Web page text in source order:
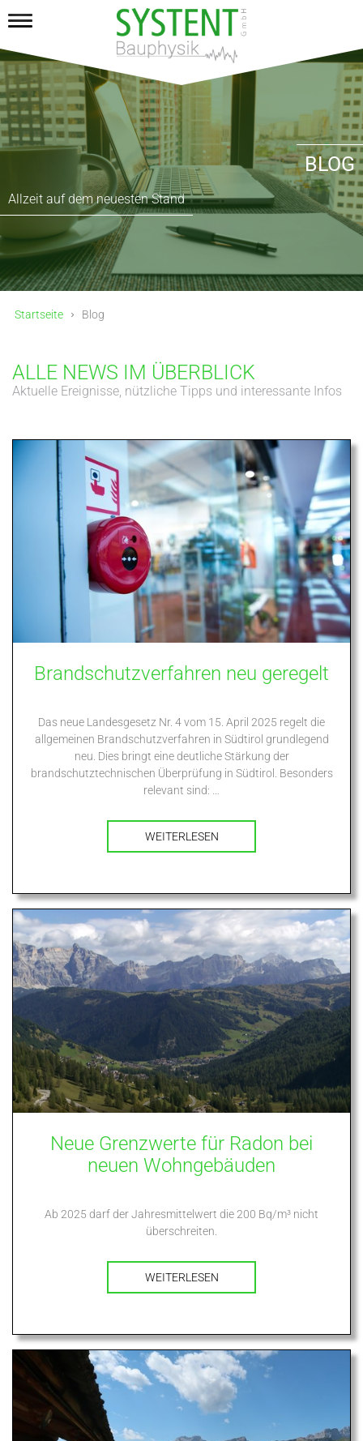
BLOG
Allzeit auf dem neuesten Stand
Startseite Blog
ALLE NEWS IM ÜBERBLICK
Aktuelle Ereignisse, nützliche Tipps und interessante Infos
Brandschutzverfahren neu geregelt
Das neue Landesgesetz Nr. 4 vom 15. April 2025 regelt die
allgemeinen Brandschutzverfahren in Südtirol grundlegend
neu. Dies bringt eine deutliche Stärkung der
brandschutztechnischen Überprüfung in Südtirol. Besonders
relevant sind: …
WEITERLESEN
Neue Grenzwerte für Radon bei
neuen Wohngebäuden
Ab 2025 darf der Jahresmittelwert die 200 Bq/m³ nicht
überschreiten.
WEITERLESEN